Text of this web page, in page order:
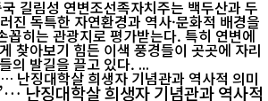
길림성 연변조선족자치주는 백두산과 두
진 독특한 자연환경과 역사·문화적 배경을
꼽히는 관광지로 평가받는다. 특히 연변에
찾아보기 힘든 이색 풍경들이 곳곳에 자리
해 있어 국내외 관광객들의 발길을 끌고 있다. ...
난징대학살 희생자 기념관과 역사적